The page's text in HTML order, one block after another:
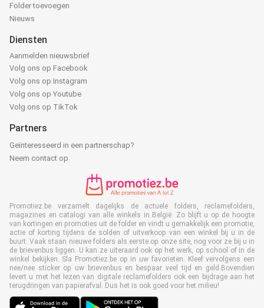
Folder toevoegen
Nieuws
Diensten
Aanmelden nieuwsbrief
Volg ons op Facebook
Volg ons op Instagram
Volg ons op Youtube
Volg ons op TikTok
Partners
Geïnteresseerd in een partnerschap?
Neem contact op
Promotiez.be verzamelt dagelijks de actuele folders, reclamefolders,
magazines en catalogi van alle winkels in België. Zo blijft u op de hoogte
van kortingen en promoties uit de folder en vindt u gemakkelijk een promotie,
actie of korting tijdens de solden of uitverkoop van een winkel bij u in de
buurt. Vaak staan nieuwe folders als eerste op onze site, nog voor ze bij u in
de brievenbus liggen. U kan ze uiteraard ook op het werk, op school of in de
winkel bekijken. Sla Promotiez.be op in uw favorieten. Kleef vervolgens een
nee/nee sticker op uw brievenbus en bespaar veel tijd en geld.Bovendien
levert u met het lezen van digitale reclamefolders ook een bijdrage aan het
terugdringen van papierafval. Dus het is ook goed voor het milieu!